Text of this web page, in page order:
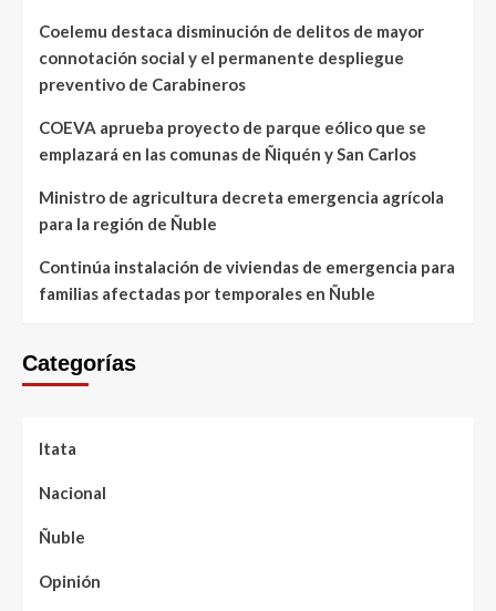
Coelemu destaca disminución de delitos de mayor
connotación social y el permanente despliegue
preventivo de Carabineros
COEVA aprueba proyecto de parque eólico que se
emplazará en las comunas de Ñiquén y San Carlos
Ministro de agricultura decreta emergencia agrícola
para la región de Ñuble
Continúa instalación de viviendas de emergencia para
familias afectadas por temporales en Ñuble
Categorías
Itata
Nacional
Ñuble
Opinión